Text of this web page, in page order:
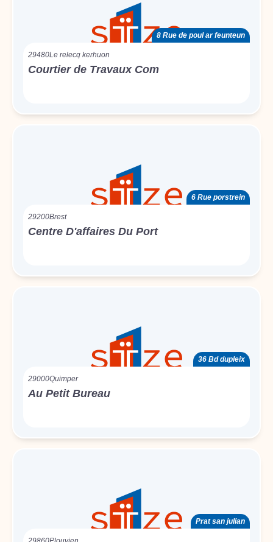
8 Rue de poul ar feunteun
29480Le relecq kerhuon
Courtier de Travaux Com
6 Rue porstrein
29200Brest
Centre D'affaires Du Port
36 Bd dupleix
29000Quimper
Au Petit Bureau
Prat san julian